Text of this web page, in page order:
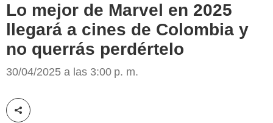
Lo mejor de Marvel en 2025
llegará a cines de Colombia y
no querrás perdértelo
30/04/2025 a las 3:00 p. m.
Compartir esta noticia